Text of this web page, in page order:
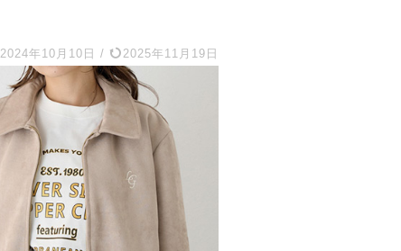
2024年10月10日 / 2025年11月19日